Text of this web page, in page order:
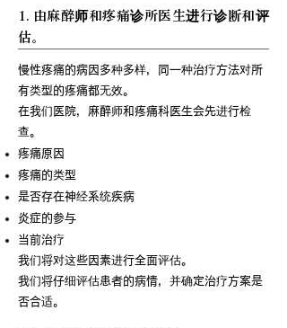
1. 由麻醉师和疼痛诊所医生进行诊断和评
估。
慢性疼痛的病因多种多样，同一种治疗方法对所
有类型的疼痛都无效。
在我们医院，麻醉师和疼痛科医生会先进行检
查。
疼痛原因
疼痛的类型
是否存在神经系统疾病
炎症的参与
当前治疗
我们将对这些因素进行全面评估。
我们将仔细评估患者的病情，并确定治疗方案是
否合适。